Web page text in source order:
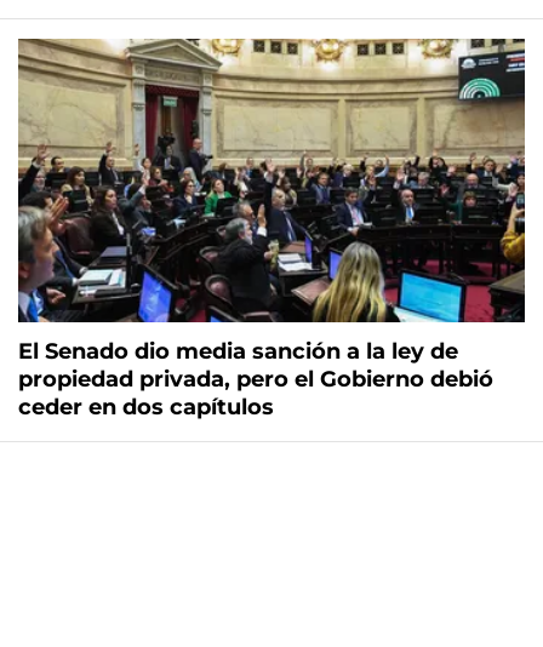
El Senado dio media sanción a la ley de
propiedad privada, pero el Gobierno debió
ceder en dos capítulos